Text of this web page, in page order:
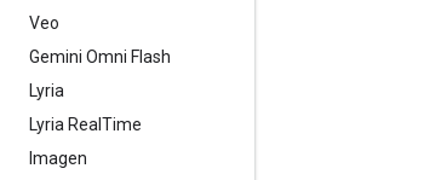
Veo
Gemini Omni Flash
Lyria
Lyria Real Time
Imagen